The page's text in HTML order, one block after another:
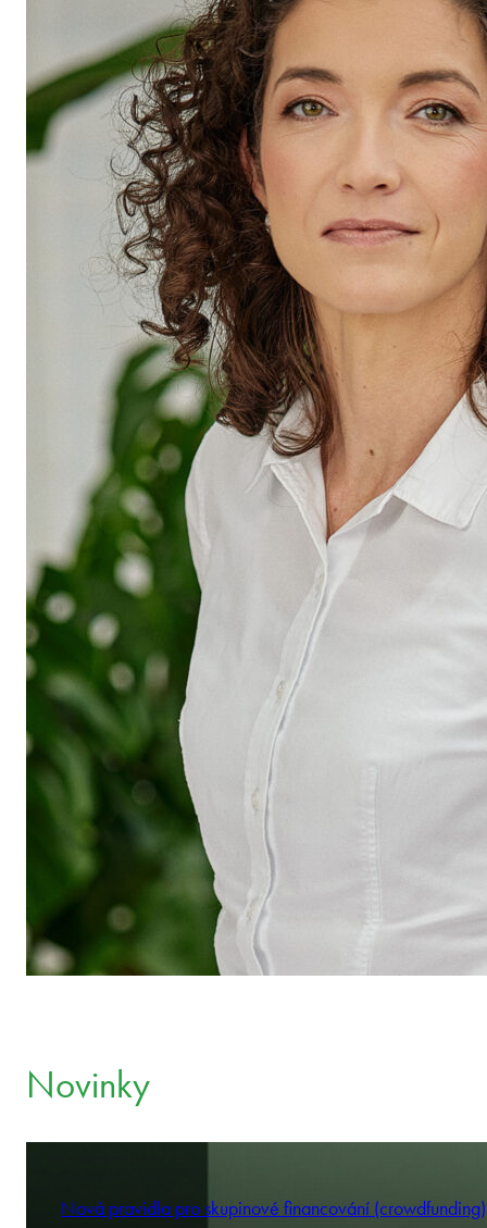
Novinky
Nová pravidla pro skupinové financování (crowdfunding)